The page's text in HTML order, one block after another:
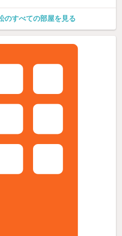
のすべての部屋を見る